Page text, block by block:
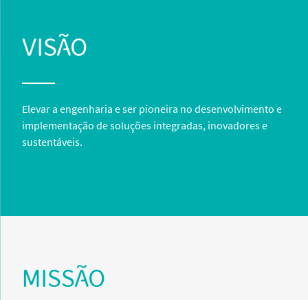
VISÃO
Elevar a engenharia e ser pioneira no desenvolvimento e
implementação de soluções integradas, inovadores e
sustentáveis.
MISSÃO